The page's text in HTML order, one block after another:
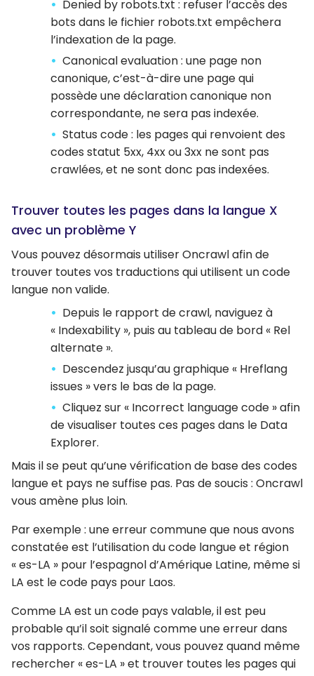
Denied by robots.txt : refuser l’accès des
bots dans le fichier robots.txt empêchera
l’indexation de la page.
Canonical evaluation : une page non
canonique, c’est-à-dire une page qui
possède une déclaration canonique non
correspondante, ne sera pas indexée.
Status code : les pages qui renvoient des
codes statut 5xx, 4xx ou 3xx ne sont pas
crawlées, et ne sont donc pas indexées.
Trouver toutes les pages dans la langue X
avec un problème Y
Vous pouvez désormais utiliser Oncrawl afin de
trouver toutes vos traductions qui utilisent un code
langue non valide.
Depuis le rapport de crawl, naviguez à
« Indexability », puis au tableau de bord « Rel
alternate ».
Descendez jusqu’au graphique « Hreflang
issues » vers le bas de la page.
Cliquez sur « Incorrect language code » afin
de visualiser toutes ces pages dans le Data
Explorer.
Mais il se peut qu’une vérification de base des codes
langue et pays ne suffise pas. Pas de soucis : Oncrawl
vous amène plus loin.
Par exemple : une erreur commune que nous avons
constatée est l’utilisation du code langue et région
« es-LA » pour l’espagnol d’Amérique Latine, même si
LA est le code pays pour Laos.
Comme LA est un code pays valable, il est peu
probable qu’il soit signalé comme une erreur dans
vos rapports. Cependant, vous pouvez quand même
rechercher « es-LA » et trouver toutes les pages qui